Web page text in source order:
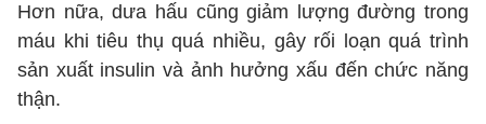
Hơn nữa, dưa hấu cũng giảm lượng đường trong
máu khi tiêu thụ quá nhiều, gây rối loạn quá trình
sản xuất insulin và ảnh hưởng xấu đến chức năng
thận.